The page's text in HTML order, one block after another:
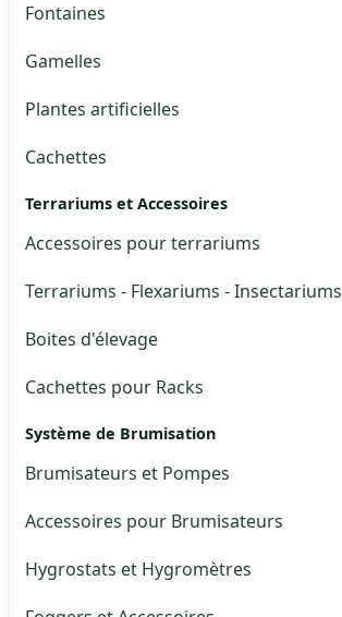
Fontaines
Gamelles
Plantes artificielles
Cachettes
Terrariums et Accessoires
Accessoires pour terrariums
Terrariums - Flexariums - Insectariums
Boites d'élevage
Cachettes pour Racks
Système de Brumisation
Brumisateurs et Pompes
Accessoires pour Brumisateurs
Hygrostats et Hygromètres